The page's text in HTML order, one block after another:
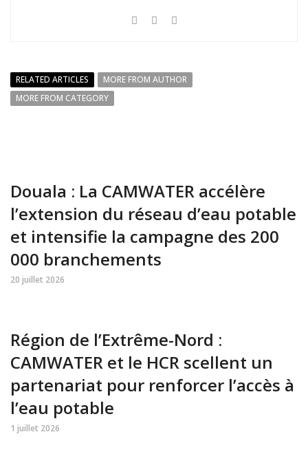
RELATED ARTICLES
MORE FROM AUTHOR
MORE FROM CATEGORY
Douala : La CAMWATER accélère
l’extension du réseau d’eau potable
et intensifie la campagne des 200
000 branchements
20 juillet 2026
Région de l’Extrême-Nord :
CAMWATER et le HCR scellent un
partenariat pour renforcer l’accès à
l’eau potable
1 juillet 2026